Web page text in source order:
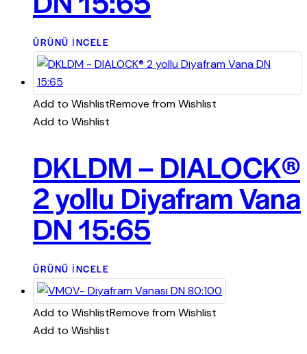
ÜRÜNÜ İNCELE
Add to WishlistRemove from Wishlist
Add to Wishlist
DKLDM – DIALOCK®
2 yollu Diyafram Vana
DN 15:65
ÜRÜNÜ İNCELE
Add to WishlistRemove from Wishlist
Add to Wishlist